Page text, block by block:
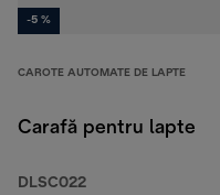
-5 %
CAROTE AUTOMATE DE LAPTE
Carafă pentru lapte
DLSC022